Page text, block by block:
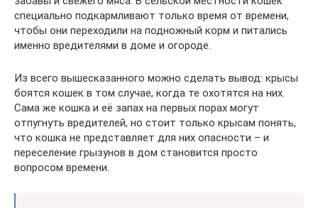
специально подкармливают только время от времени,
чтобы они переходили на подножный корм и питались
именно вредителями в доме и огороде.
Из всего вышесказанного можно сделать вывод: крысы
боятся кошек в том случае, когда те охотятся на них.
Сама же кошка и её запах на первых порах могут
отпугнуть вредителей, но стоит только крысам понять,
что кошка не представляет для них опасности – и
переселение грызунов в дом становится просто
вопросом времени.